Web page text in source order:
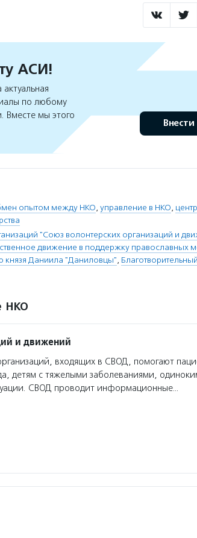
АСИ!
по любому
Вместе мы этого
Внести
опытом между НКО, управление в НКО,
"Союз волонтерских организаций и
движение в поддержку православных
князя Даниила "Даниловцы",
НКО
и движений
входящих в СВОД, помогают
детям с тяжелыми заболеваниями,
СВОД проводит информационные…